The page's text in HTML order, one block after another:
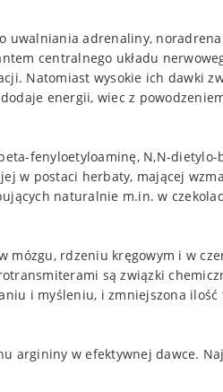
uwalniania adrenaliny,
centralnego układu
Natomiast wysokie ich dawki
energii, wiec z
fenyloetyloaminę, N,N-
w postaci herbaty, mającej
naturalnie m.in. w
mózgu, rdzeniu kręgowym i w
są związki
i myśleniu, i zmniejszona
argininy w efektywnej dawce.